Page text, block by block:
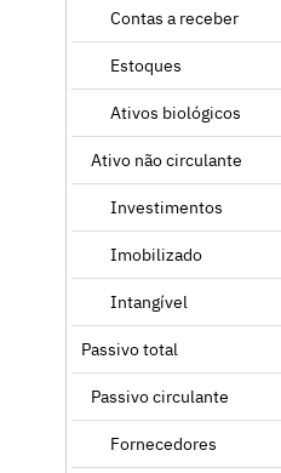
Contas a receber
Estoques
Ativos biológicos
Ativo não circulante
Investimentos
Imobilizado
Intangível
Passivo total
Passivo circulante
Fornecedores